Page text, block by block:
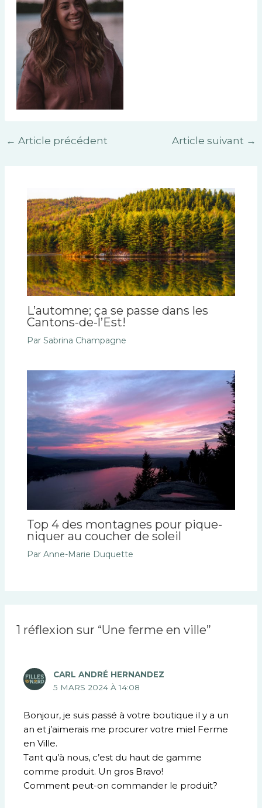
← Article précédent Article suivant →
L’automne; ça se passe dans les
Cantons-de-l’Est!
Par Sabrina Champagne
Top 4 des montagnes pour pique-
niquer au coucher de soleil
Par Anne-Marie Duquette
1 réflexion sur “Une ferme en ville”
CARL ANDRÉ HERNANDEZ
5 MARS 2024 À 14:08
Bonjour, je suis passé à votre boutique il y a un
an et j’aimerais me procurer votre miel Ferme
en Ville.
Tant qu’à nous, c’est du haut de gamme
comme produit. Un gros Bravo!
Comment peut-on commander le produit?